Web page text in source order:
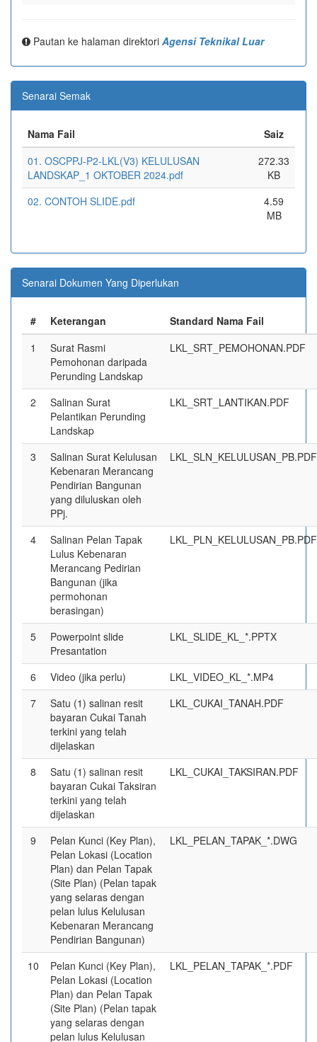
Pautan ke halaman direktori Agensi Teknikal Luar
Senarai Semak
Nama Fail
Saiz
01. OSCPPJ-P2-LKL(V3) KELULUSAN
LANDSKAP_1 OKTOBER 2024.pdf
272.33
KB
02. CONTOH SLIDE.pdf
4.59
MB
Senarai Dokumen Yang Diperlukan
# Keterangan
Standard Nama Fail
1
Surat Rasmi
Pemohonan daripada
Perunding Landskap
LKL_SRT_PEMOHONAN.PDF
2
Salinan Surat
Pelantikan Perunding
Landskap
LKL_SRT_LANTIKAN.PDF
3
Salinan Surat Kelulusan
Kebenaran Merancang
Pendirian Bangunan
yang diluluskan oleh
PPj.
LKL_SLN_KELULUSAN_PB.PDF
4
Salinan Pelan Tapak
Lulus Kebenaran
Merancang Pedirian
Bangunan (jika
permohonan
berasingan)
LKL_PLN_KELULUSAN_PB.PDF
5
Powerpoint slide
Presantation
LKL_SLIDE_KL_*.PPTX
6 Video (jika perlu)
LKL_VIDEO_KL_*.MP4
7
Satu (1) salinan resit
bayaran Cukai Tanah
terkini yang telah
dijelaskan
LKL_CUKAI_TANAH.PDF
8
Satu (1) salinan resit
bayaran Cukai Taksiran
terkini yang telah
dijelaskan
LKL_CUKAI_TAKSIRAN.PDF
9
Pelan Kunci (Key Plan),
Pelan Lokasi (Location
Plan) dan Pelan Tapak
(Site Plan) (Pelan tapak
yang selaras dengan
pelan lulus Kelulusan
Kebenaran Merancang
Pendirian Bangunan)
LKL_PELAN_TAPAK_*.DWG
10
Pelan Kunci (Key Plan),
Pelan Lokasi (Location
Plan) dan Pelan Tapak
(Site Plan) (Pelan tapak
yang selaras dengan
pelan lulus Kelulusan
LKL_PELAN_TAPAK_*.PDF